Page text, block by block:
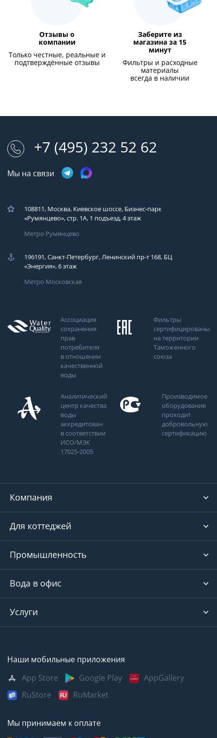
Отзывы о
компании
Только честные, реальные и
подтверждённые отзывы
Заберите из
магазина за 15
минут
Фильтры и расходные
материалы
всегда в наличии
+7 (495) 232 52 62
Мы на связи
108811, Москва, Киевское шоссе, Бизнес-парк
«Румянцево», стр. 1А, 1 подъезд, 4 этаж
Метро Румянцево
196191, Санкт-Петербург, Ленинский пр-т 168, БЦ
«Энергия», 6 этаж
Метро Московская
Ассоциация
сохранения
прав
потребителя
в отношении
качественной
воды
Фильтры
сертифицированы
на территории
Таможенного
союза
Аналитический
центр качества
воды
аккредитован
в соответствии
ИСО/МЭК
17025-2005
Производимое
оборудование
проходит
добровольную
сертификацию
Компания
Для коттеджей
Промышленность
Вода в офис
Услуги
Наши мобильные приложения
App Store
Google Play
AppGallery
RuStore
RuMarket
Мы принимаем к оплате